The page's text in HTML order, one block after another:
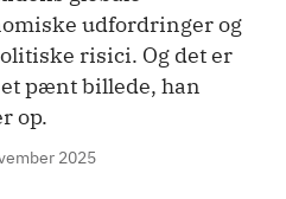
udfordringer og
risici. Og det er
pænt billede, han
op.
2025